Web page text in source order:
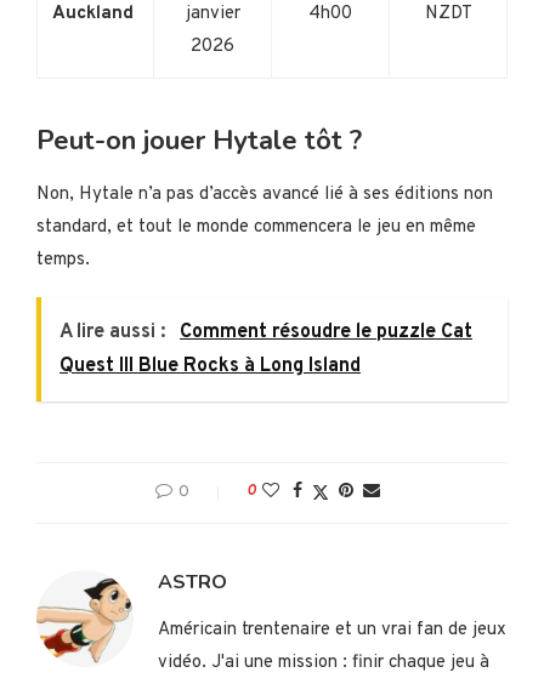
Auckland
janvier
2026
4h00 NZDT
Peut-on jouer Hytale tôt ?
Non, Hytale n’a pas d’accès avancé lié à ses éditions non
standard, et tout le monde commencera le jeu en même
temps.
A lire aussi :
Comment résoudre le puzzle Cat
Quest III Blue Rocks à Long Island
0 0
ASTRO
Américain trentenaire et un vrai fan de jeux
vidéo. J'ai une mission : finir chaque jeu à